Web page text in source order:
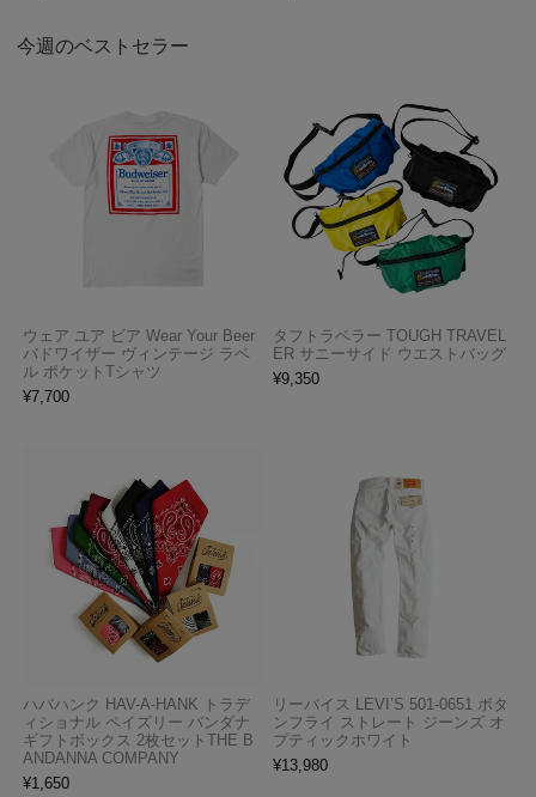
今週のベストセラー
ウェア ユア ビア Wear Your Beer
バドワイザー ヴィンテージ ラベ
ル ポケットTシャツ
¥7,700
タフトラベラー TOUGH TRAVEL
ER サニーサイド ウエストバッグ
¥9,350
ハバハンク HAV-A-HANK トラデ
ィショナル ペイズリー バンダナ
ギフトボックス 2枚セットTHE B
ANDANNA COMPANY
¥1,650
リーバイス LEVI’S 501-0651 ボタ
ンフライ ストレート ジーンズ オ
プティックホワイト
¥13,980